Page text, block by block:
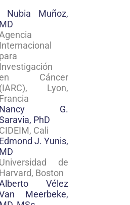
Nubia Muñoz,
MD
Internacional
para
Investigación
en Cáncer
(IARC), Lyon,
Francia
Nancy G.
PhD
CIDEIM, Cali
Edmond J. Yunis,
MD
Universidad de
Harvard, Boston
Vélez
Meerbeke,